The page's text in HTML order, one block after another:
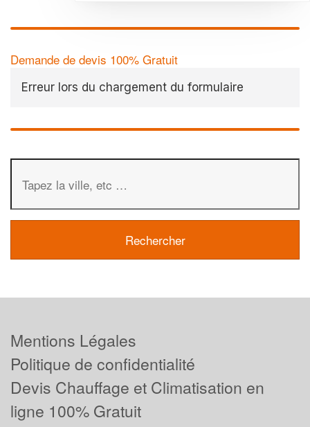
Demande de devis 100% Gratuit
Erreur lors du chargement du formulaire
Mentions Légales
Politique de confidentialité
Devis Chauffage et Climatisation en
ligne 100% Gratuit